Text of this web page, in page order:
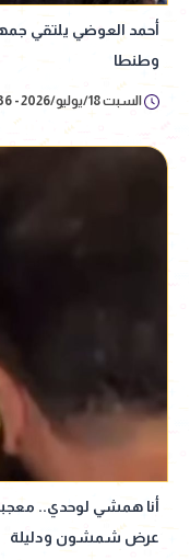
أحمد العوضي يلتقي
وطنطا
السبت 18/يوليو/2026 - 07:36 م
أنا همشي لوحدي..
عرض شمشون ودليلة